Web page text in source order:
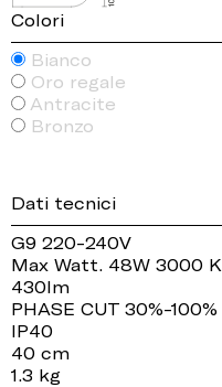
Colori
Bianco
Oro regale
Antracite
Bronzo
Dati tecnici
G9 220-240V
Max Watt. 48W 3000 K
430lm
PHASE CUT 30%-100%
IP40
40 cm
1.3 kg